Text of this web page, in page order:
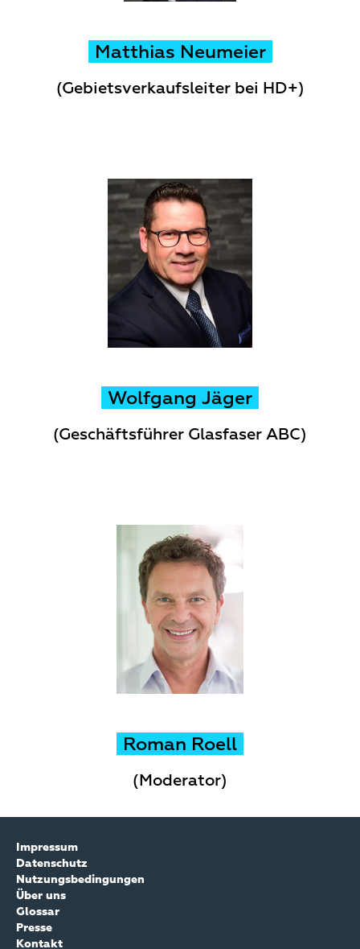
Matthias Neumeier
(Gebietsverkaufsleiter bei HD+)
Wolfgang Jäger
(Geschäftsführer Glasfaser ABC)
Roman Roell
(Moderator)
Impressum
Datenschutz
Nutzungsbedingungen
Über uns
Glossar
Presse
Kontakt